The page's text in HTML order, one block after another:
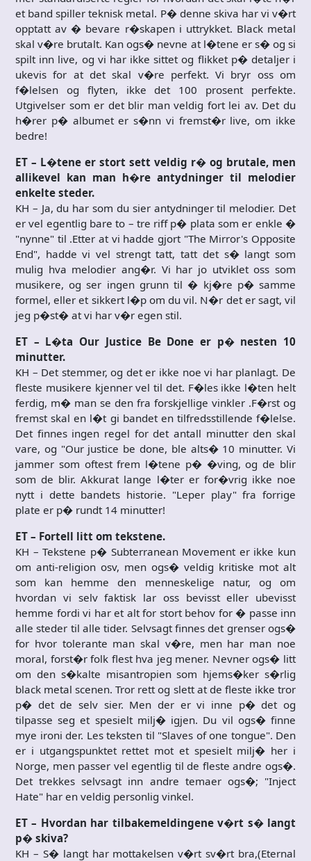
et band spiller teknisk metal. P� denne skiva har vi v�rt
opptatt av � bevare r�skapen i uttrykket. Black metal
skal v�re brutalt. Kan ogs� nevne at l�tene er s� og si
spilt inn live, og vi har ikke sittet og flikket p� detaljer i
ukevis for at det skal v�re perfekt. Vi bryr oss om
f�lelsen og flyten, ikke det 100 prosent perfekte.
Utgivelser som er det blir man veldig fort lei av. Det du
h�rer p� albumet er s�nn vi fremst�r live, om ikke
bedre!
ET – L�tene er stort sett veldig r� og brutale, men
allikevel kan man h�re antydninger til melodier
enkelte steder.
KH – Ja, du har som du sier antydninger til melodier. Det
er vel egentlig bare to – tre riff p� plata som er enkle �
"nynne" til .Etter at vi hadde gjort "The Mirror's Opposite
End", hadde vi vel strengt tatt, tatt det s� langt som
mulig hva melodier ang�r. Vi har jo utviklet oss som
musikere, og ser ingen grunn til � kj�re p� samme
formel, eller et sikkert l�p om du vil. N�r det er sagt, vil
jeg p�st� at vi har v�r egen stil.
ET – L�ta Our Justice Be Done er p� nesten 10
minutter.
KH – Det stemmer, og det er ikke noe vi har planlagt. De
fleste musikere kjenner vel til det. F�les ikke l�ten helt
ferdig, m� man se den fra forskjellige vinkler .F�rst og
fremst skal en l�t gi bandet en tilfredsstillende f�lelse.
Det finnes ingen regel for det antall minutter den skal
vare, og "Our justice be done, ble alts� 10 minutter. Vi
jammer som oftest frem l�tene p� �ving, og de blir
som de blir. Akkurat lange l�ter er for�vrig ikke noe
nytt i dette bandets historie. "Leper play" fra forrige
plate er p� rundt 14 minutter!
ET – Fortell litt om tekstene.
KH – Tekstene p� Subterranean Movement er ikke kun
om anti-religion osv, men ogs� veldig kritiske mot alt
som kan hemme den menneskelige natur, og om
hvordan vi selv faktisk lar oss bevisst eller ubevisst
hemme fordi vi har et alt for stort behov for � passe inn
alle steder til alle tider. Selvsagt finnes det grenser ogs�
for hvor tolerante man skal v�re, men har man noe
moral, forst�r folk flest hva jeg mener. Nevner ogs� litt
om den s�kalte misantropien som hjems�ker s�rlig
black metal scenen. Tror rett og slett at de fleste ikke tror
p� det de selv sier. Men der er vi inne p� det og
tilpasse seg et spesielt milj� igjen. Du vil ogs� finne
mye ironi der. Les teksten til "Slaves of one tongue". Den
er i utgangspunktet rettet mot et spesielt milj� her i
Norge, men passer vel egentlig til de fleste andre ogs�.
Det trekkes selvsagt inn andre temaer ogs�; "Inject
Hate" har en veldig personlig vinkel.
ET – Hvordan har tilbakemeldingene v�rt s� langt
p� skiva?
KH – S� langt har mottakelsen v�rt sv�rt bra,(Eternal